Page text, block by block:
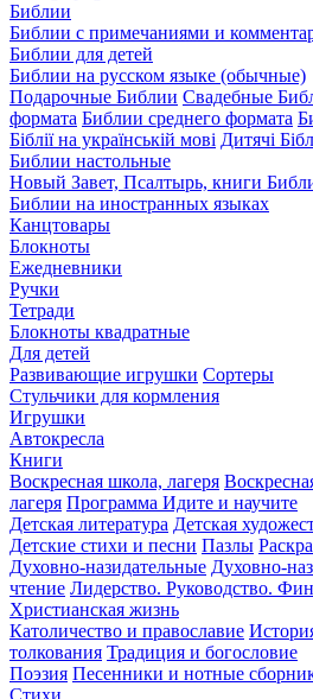
Библии
Библии с примечаниями и
Библии для детей
Библии на русском языке (обычные)
Подарочные Библии Свадебные
формата Библии среднего формата
Біблії на українській мові Дитячі
Библии настольные
Новый Завет, Псалтырь, книги
Библии на иностранных языках
Канцтовары
Блокноты
Ежедневники
Ручки
Тетради
Блокноты квадратные
Для детей
Развивающие игрушки Сортеры
Стульчики для кормления
Игрушки
Автокресла
Книги
Воскресная школа, лагеря
лагеря Программа Идите и научите
Детская литература Детская
Детские стихи и песни Пазлы
Духовно-назидательные Духовно-
чтение Лидерство. Руководство.
Христианская жизнь
Католичество и православие
толкования Традиция и богословие
Поэзия Песенники и нотные